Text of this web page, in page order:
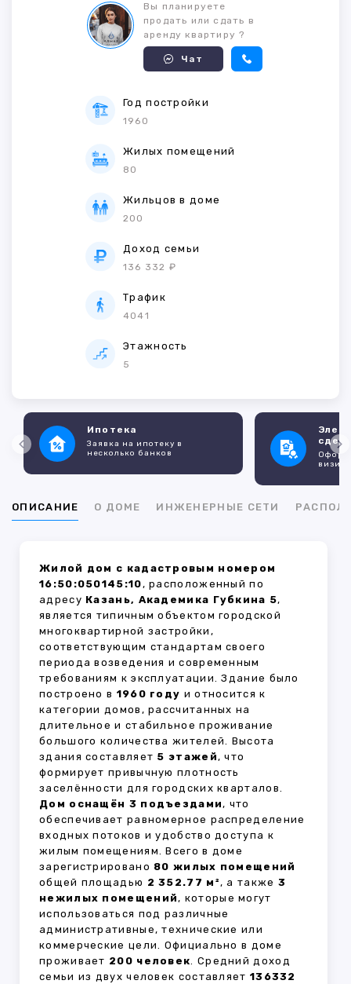
Вы планируете
продать или сдать в
аренду квартиру ?
Чат
Год постройки
1960
Жилых помещений
80
Жильцов в доме
200
Доход семьи
136 332 ₽
Трафик
4041
Этажность
5
Ипотека
Заявка на ипотеку в
несколько банков
ОПИСАНИЕ О ДОМЕ ИНЖЕНЕРНЫЕ СЕТИ
Жилой дом с кадастровым номером
16:50:050145:10, расположенный по
адресу Казань, Академика Губкина 5,
является типичным объектом городской
многоквартирной застройки,
соответствующим стандартам своего
периода возведения и современным
требованиям к эксплуатации. Здание было
построено в 1960 году и относится к
категории домов, рассчитанных на
длительное и стабильное проживание
большого количества жителей. Высота
здания составляет 5 этажей, что
формирует привычную плотность
заселённости для городских кварталов.
Дом оснащён 3 подъездами, что
обеспечивает равномерное распределение
входных потоков и удобство доступа к
жилым помещениям. Всего в доме
зарегистрировано 80 жилых помещений
общей площадью 2 352.77 м², а также 3
нежилых помещений, которые могут
использоваться под различные
административные, технические или
коммерческие цели. Официально в доме
проживает 200 человек. Средний доход
семьи из двух человек составляет 136332